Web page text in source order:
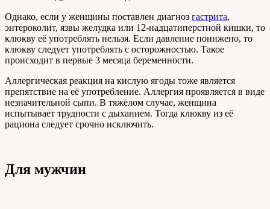
Однако, если у женщины поставлен диагноз гастрита,
энтероколит, язвы желудка или 12-надцатиперстной кишки, то
клюкву её употреблять нельзя. Если давление понижено, то
клюкву следует употреблять с осторожностью. Такое
происходит в первые 3 месяца беременности.
Аллергическая реакция на кислую ягоды тоже является
препятствие на её употребление. Аллергия проявляется в виде
незначительной сыпи. В тяжёлом случае, женщина
испытывает трудности с дыханием. Тогда клюкву из её
рациона следует срочно исключить.
Для мужчин